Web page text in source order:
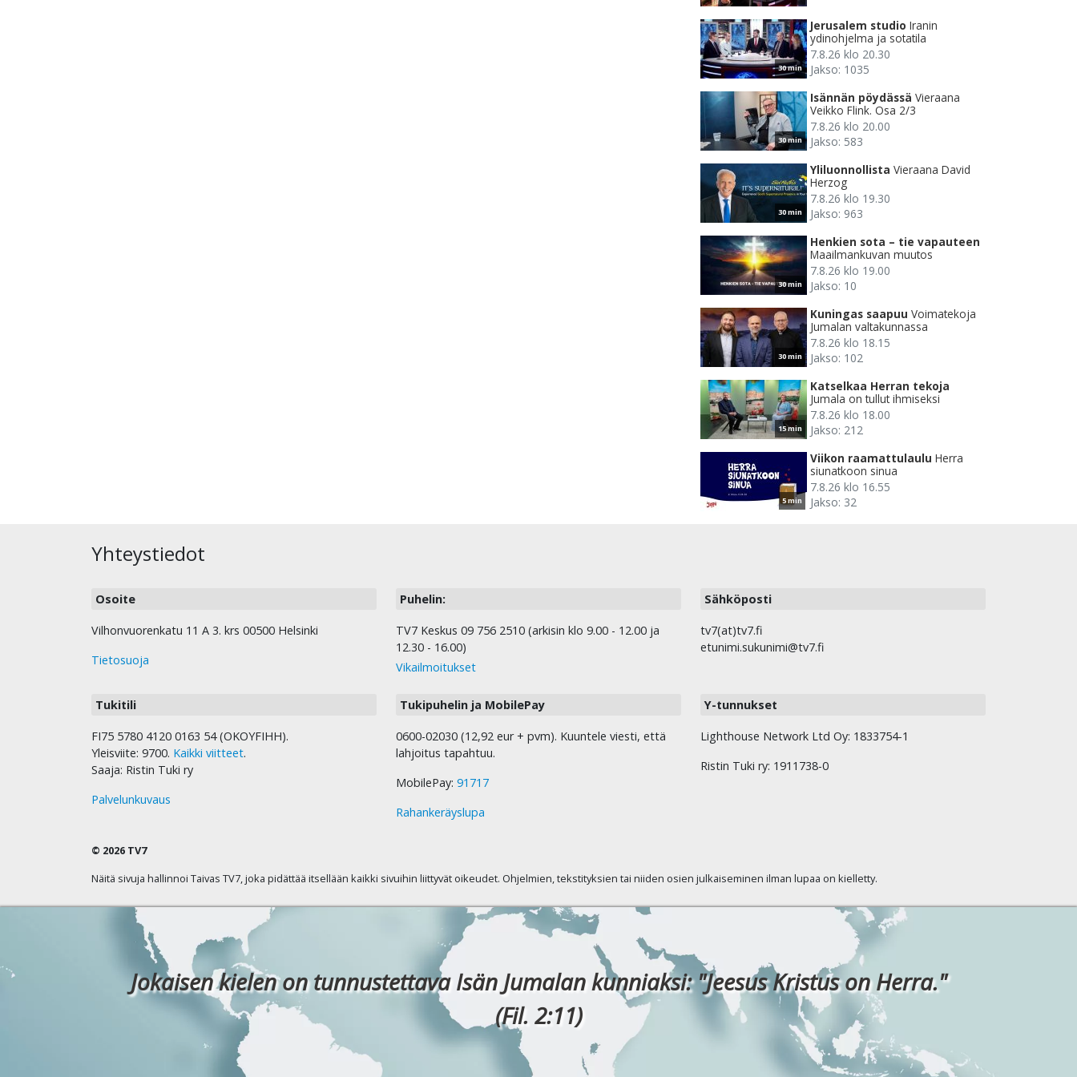
30 min
Jerusalem studio Iranin
ydinohjelma ja sotatila
7.8.26 klo 20.30
Jakso: 1035
30 min
Isännän pöydässä Vieraana
Veikko Flink. Osa 2/3
7.8.26 klo 20.00
Jakso: 583
30 min
Yliluonnollista Vieraana David
Herzog
7.8.26 klo 19.30
Jakso: 963
30 min
Henkien sota – tie vapauteen
Maailmankuvan muutos
7.8.26 klo 19.00
Jakso: 10
30 min
Kuningas saapuu Voimatekoja
Jumalan valtakunnassa
7.8.26 klo 18.15
Jakso: 102
15 min
Katselkaa Herran tekoja
Jumala on tullut ihmiseksi
7.8.26 klo 18.00
Jakso: 212
5 min
Viikon raamattulaulu Herra
siunatkoon sinua
7.8.26 klo 16.55
Jakso: 32
Yhteystiedot
Osoite
Vilhonvuorenkatu 11 A 3. krs 00500 Helsinki
Tietosuoja
Puhelin:
TV7 Keskus 09 756 2510 (arkisin klo 9.00 - 12.00 ja
12.30 - 16.00)
Vikailmoitukset
Sähköposti
tv7(at)tv7.fi
etunimi.sukunimi@tv7.fi
Tukitili
FI75 5780 4120 0163 54 (OKOYFIHH).
Yleisviite: 9700. Kaikki viitteet.
Saaja: Ristin Tuki ry
Palvelunkuvaus
Tukipuhelin ja MobilePay
0600-02030 (12,92 eur + pvm). Kuuntele viesti, että
lahjoitus tapahtuu.
MobilePay: 91717
Rahankeräyslupa
Y-tunnukset
Lighthouse Network Ltd Oy: 1833754-1
Ristin Tuki ry: 1911738-0
© 2026 TV7
Näitä sivuja hallinnoi Taivas TV7, joka pidättää itsellään kaikki sivuihin liittyvät oikeudet. Ohjelmien, tekstityksien tai niiden osien julkaiseminen ilman lupaa on kielletty.
Jokaisen kielen on tunnustettava Isän Jumalan kunniaksi: "Jeesus Kristus on Herra."
(Fil. 2:11)